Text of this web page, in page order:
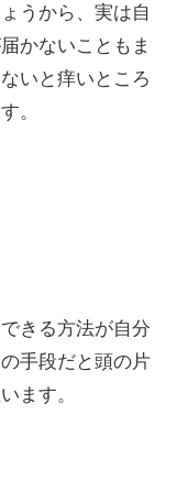
うから、実は自
かないこともま
いと痒いところ
。
きる方法が自分
手段だと頭の片
ます。